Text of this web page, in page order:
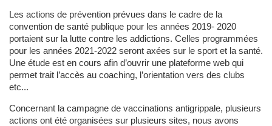
Les actions de prévention prévues dans le cadre de la
convention de santé publique pour les années 2019- 2020
portaient sur la lutte contre les addictions. Celles programmées
pour les années 2021-2022 seront axées sur le sport et la santé.
Une étude est en cours afin d’ouvrir une plateforme web qui
permet trait l’accès au coaching, l’orientation vers des clubs
etc...
Concernant la campagne de vaccinations antigrippale, plusieurs
actions ont été organisées sur plusieurs sites, nous avons